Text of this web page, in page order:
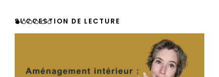
SUGGESTION DE LECTURE